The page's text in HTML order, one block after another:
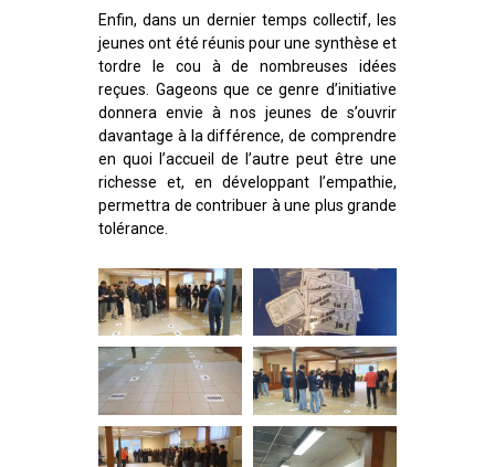
Enfin, dans un dernier temps collectif, les
jeunes ont été réunis pour une synthèse et
tordre le cou à de nombreuses idées
reçues. Gageons que ce genre d’initiative
donnera envie à nos jeunes de s’ouvrir
davantage à la différence, de comprendre
en quoi l’accueil de l’autre peut être une
richesse et, en développant l’empathie,
permettra de contribuer à une plus grande
tolérance.